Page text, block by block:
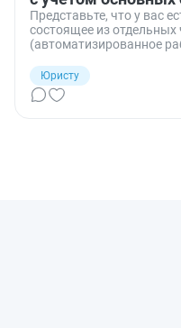
Представьте, что у вас
состоящее из
(автоматизированное
и сканер). Или
инженерные сети в
Как видите, подобный
Юристу